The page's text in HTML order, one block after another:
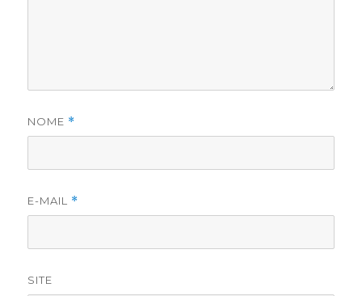
NOME *
E-MAIL *
SITE